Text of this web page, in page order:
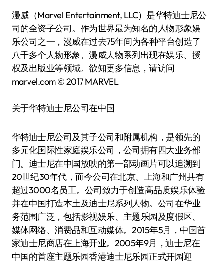
漫威（Marvel Entertainment, LLC）是华特迪士尼公
司的全资子公司。作为世界最为知名的人物形象娱
乐公司之一，漫威在过去75年间为各种平台创造了
八千多个人物形象。漫威人物系列出现在娱乐、授
权及出版业等领域。欲知更多信息，请访问
marvel.com © 2017 MARVEL
关于华特迪士尼公司在中国
华特迪士尼公司及其子公司和附属机构，是领先的
多元化国际性家庭娱乐公司，公司拥有四大业务部
门。迪士尼在中国放映的第一部动画片可以追溯到
20世纪30年代，而今公司在北京、上海和广州共有
超过3000名员工。公司致力于创造高品质娱乐体验
并在中国打造本土及迪士尼系列人物。公司在华业
务范围广泛，包括影视娱乐、主题乐园及度假区、
媒体网络、消费品和互动媒体。2015年5月，中国首
家迪士尼商店在上海开业。2005年9月，迪士尼在
中国的首座主题乐园香港迪士尼乐园正式开园迎